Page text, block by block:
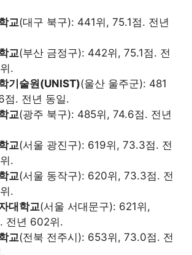
교(대구 북구): 441위, 75.1점. 전년
교(부산 금정구): 442위, 75.1점. 전
.
기술원(UNIST)(울산 울주군): 481
점. 전년 동일.
교(광주 북구): 485위, 74.6점. 전년
교(서울 광진구): 619위, 73.3점. 전
.
교(서울 동작구): 620위, 73.3점. 전
.
대학교(서울 서대문구): 621위,
전년 602위.
교(전북 전주시): 653위, 73.0점. 전